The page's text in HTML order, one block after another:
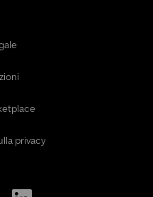
privacy